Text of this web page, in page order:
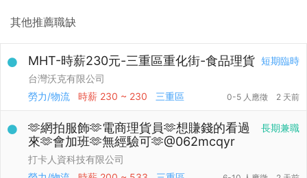
其他推薦職缺
短期臨時
MHT-時薪230元-三重區重化街-食品理貨
台灣沃克有限公司
勞力/物流
時薪 230 ~ 230 三重區 0-5 人應徵 2 天前
長期兼職
🫶網拍服飾🫶電商理貨員🫶想賺錢的看過
來🫶會加班🫶無經驗可🫶@062mcqyr
打卡人資科技有限公司